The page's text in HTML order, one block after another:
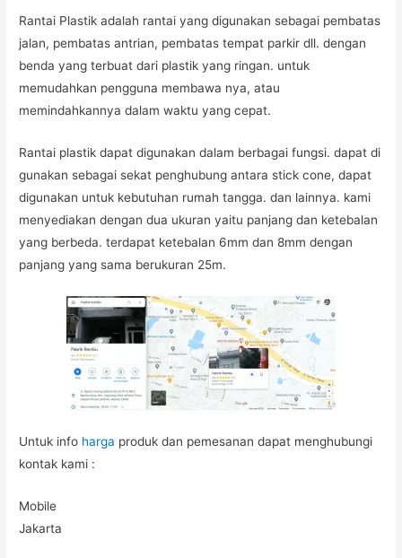
Rantai Plastik adalah rantai yang digunakan sebagai pembatas
jalan, pembatas antrian, pembatas tempat parkir dll. dengan
benda yang terbuat dari plastik yang ringan. untuk
memudahkan pengguna membawa nya, atau
memindahkannya dalam waktu yang cepat.
Rantai plastik dapat digunakan dalam berbagai fungsi. dapat di
gunakan sebagai sekat penghubung antara stick cone, dapat
digunakan untuk kebutuhan rumah tangga. dan lainnya. kami
menyediakan dengan dua ukuran yaitu panjang dan ketebalan
yang berbeda. terdapat ketebalan 6mm dan 8mm dengan
panjang yang sama berukuran 25m.
Untuk info harga produk dan pemesanan dapat menghubungi
kontak kami :
Mobile
Jakarta